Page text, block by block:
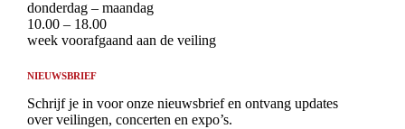
donderdag – maandag
10.00 – 18.00
week voorafgaand aan de veiling
NIEUWSBRIEF
Schrijf je in voor onze nieuwsbrief en ontvang updates
over veilingen, concerten en expo’s.